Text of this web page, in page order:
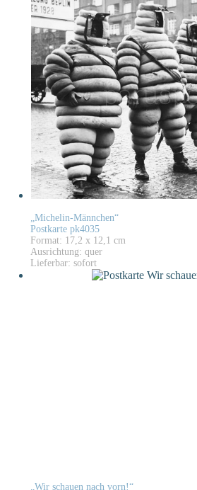
„Michelin-Männchen“
Postkarte pk4035
Format: 17,2 x 12,1 cm
Ausrichtung: quer
Lieferbar: sofort
„Wir schauen nach vorn!“